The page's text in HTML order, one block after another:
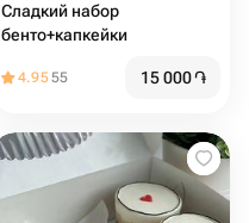
Сладкий набор
бенто+капкейки
4.9555 15 000֏